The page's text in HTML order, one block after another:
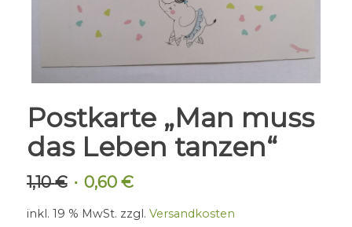
Postkarte „Man muss
das Leben tanzen“
1,10€ Ursprünglicher
war:
0,60 €Aktueller
ist:
inkl. 19 % MwSt. zzgl. Versandkosten